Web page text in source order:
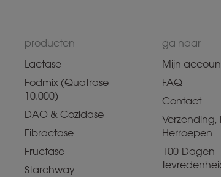
producten
Lactase
Fodmix (Quatrase
10.000)
DAO & Cozidase
Fibractase
Fructase
Starchway
ga naar
Mijn
FAQ
Contact
Verzending,
Herroepen
100-Dagen